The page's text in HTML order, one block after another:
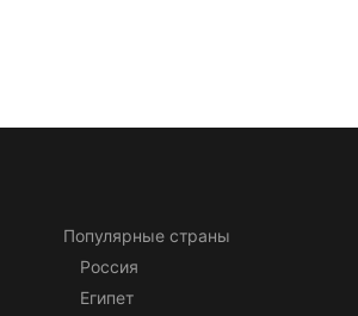
Популярные страны
Россия
Египет